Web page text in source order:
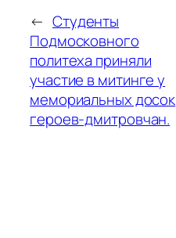
← Студенты
Подмосковного
политеха приняли
участие в митинге у
мемориальных досок
героев-дмитровчан.